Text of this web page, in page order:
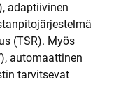
adaptiivinen
(TSR). Myös
automaattinen
tarvitsevat